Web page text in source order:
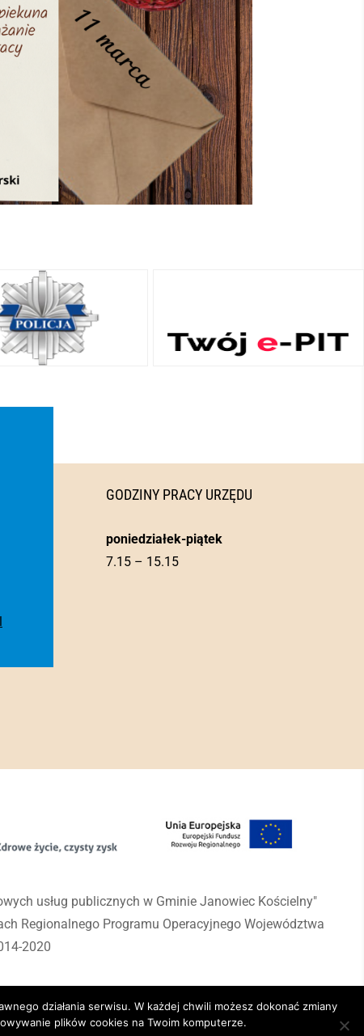
GODZINY PRACY URZĘDU
poniedziałek-piątek
7.15 – 15.15
usług publicznych w Gminie Janowiec Kościelny"
Regionalnego Programu Operacyjnego Województwa
2020
działania serwisu. W każdej chwili możesz dokonać zmiany
plików cookies na Twoim komputerze.